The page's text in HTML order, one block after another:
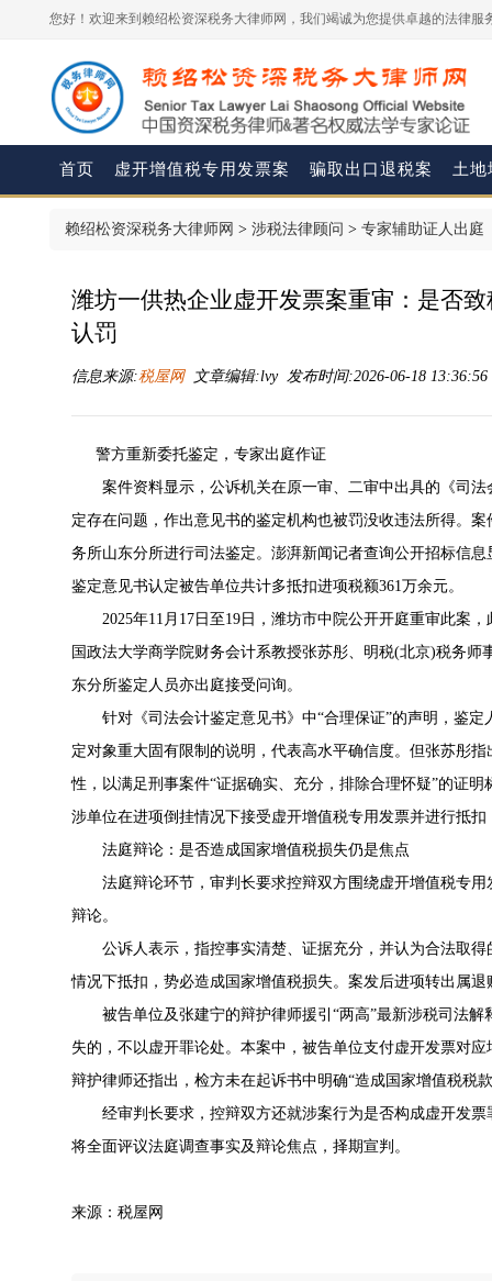
您好！欢迎来到赖绍松资深税务大律师网，我们竭诚为您提供卓越的法律服
首页 虚开增值税专用发票案 骗取出口退税案 土地
赖绍松资深税务大律师网 > 涉税法律顾问 > 专家辅助证人出庭
潍坊一供热企业虚开发票案重审：是否
认罚
信息来源:税屋网文章编辑:lvy 发布时间:2026-06-18
警方重新委托鉴定，专家出庭作证
案件资料显示，公诉机关在原一审、二审中出具的《司法
定存在问题，作出意见书的鉴定机构也被罚没收违法所得。
务所山东分所进行司法鉴定。澎湃新闻记者查询公开招标信
鉴定意见书认定被告单位共计多抵扣进项税额361万余元。
2025年11月17日至19日，潍坊市中院公开开庭重审此案，
国政法大学商学院财务会计系教授张苏彤、明税(北京)税务
东分所鉴定人员亦出庭接受问询。
针对《司法会计鉴定意见书》中“合理保证”的声明，鉴定
定对象重大固有限制的说明，代表高水平确信度。但张苏彤
性，以满足刑事案件“证据确实、充分，排除合理怀疑”的证
涉单位在进项倒挂情况下接受虚开增值税专用发票并进行抵
法庭辩论：是否造成国家增值税损失仍是焦点
法庭辩论环节，审判长要求控辩双方围绕虚开增值税专用
辩论。
公诉人表示，指控事实清楚、证据充分，并认为合法取得
情况下抵扣，势必造成国家增值税损失。案发后进项转出属
被告单位及张建宁的辩护律师援引“两高”最新涉税司法解
失的，不以虚开罪论处。本案中，被告单位支付虚开发票对
辩护律师还指出，检方未在起诉书中明确“造成国家增值税税
经审判长要求，控辩双方还就涉案行为是否构成虚开发票
将全面评议法庭调查事实及辩论焦点，择期宣判。
来源：税屋网